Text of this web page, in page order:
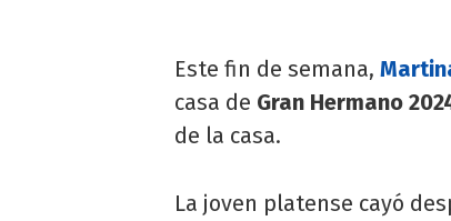
Este fin de semana,
casa de Gran Hermano
de la casa.
La joven platense cayó